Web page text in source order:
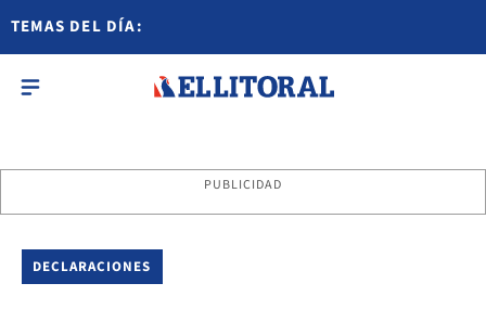
TEMAS DEL DÍA:
PUBLICIDAD
DECLARACIONES